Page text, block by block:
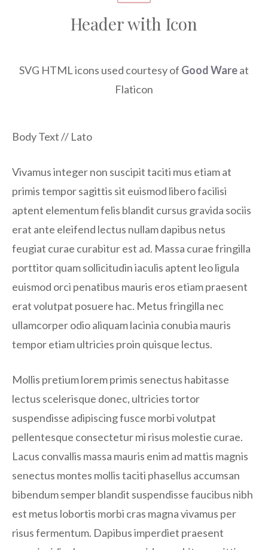
Header with Icon
SVG HTML icons used courtesy of Good Wareat
Flaticon
Body Text // Lato
Vivamus integer non suscipit taciti mus etiam at
primis tempor sagittis sit euismod libero facilisi
aptent elementum felis blandit cursus gravida sociis
erat ante eleifend lectus nullam dapibus netus
feugiat curae curabitur est ad. Massa curae fringilla
porttitor quam sollicitudin iaculis aptent leo ligula
euismod orci penatibus mauris eros etiam praesent
erat volutpat posuere hac. Metus fringilla nec
ullamcorper odio aliquam lacinia conubia mauris
tempor etiam ultricies proin quisque lectus.
Mollis pretium lorem primis senectus habitasse
lectus scelerisque donec, ultricies tortor
suspendisse adipiscing fusce morbi volutpat
pellentesque consectetur mi risus molestie curae.
Lacus convallis massa mauris enim ad mattis magnis
senectus montes mollis taciti phasellus accumsan
bibendum semper blandit suspendisse faucibus nibh
est metus lobortis morbi cras magna vivamus per
risus fermentum. Dapibus imperdiet praesent